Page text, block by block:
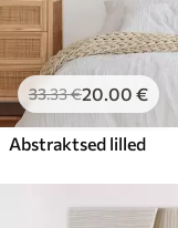
33.33€20.00 €
Abstraktsed lilled